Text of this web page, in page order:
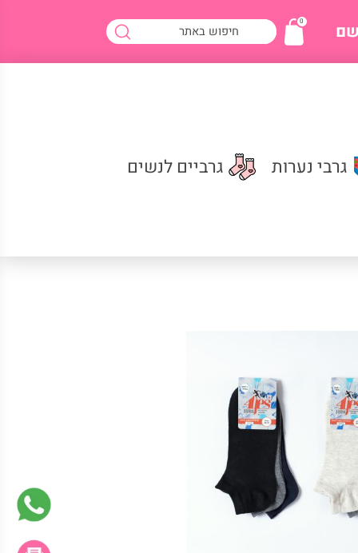
מבצע 1 +1 - גרבי בריאות גברים שחור 0
גרבי נערות גרביים לנשים